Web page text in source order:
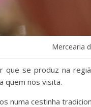
Mercearia
que se produz na
quem nos visita.
numa cestinha